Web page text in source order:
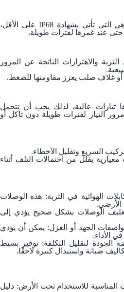
أفضل الوصلات تحت الأرض هي التي تأتي بشهادة IP68 على الأقل،
عند غمرها لفترات طويلة.
والاهتزازات الناتجة عن المرور
غلاف صلب يعزز مقاومتها للضغط.
تيارات عالية، لذلك يجب أن تتحمل
التيار لفترات طويلة دون تآكل أو
السريع وتقليل الأخطاء.
يقلل من احتمالات التلف أثناء
الهوائية في التربة: هذه الوصلات
الأرضي.
الوصلات بشكل صحيح يؤدي إلى
الجهد أو العزل: يمكن أن يؤدي
الأداء.
الجودة لتقليل التكلفة: توفير بسيط
صيانة واستبدال كبيرة لاحقًا.